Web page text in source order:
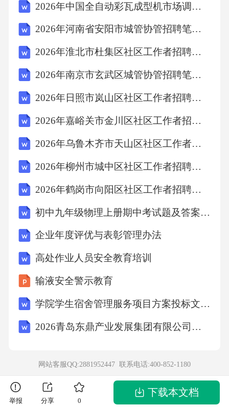
2026年中国全自动彩瓦成型机市场调查研究报告
2026年河南省安阳市城管协管招聘笔试备考题库及答案解析
2026年淮北市杜集区社区工作者招聘笔试参考试题及答案解析
2026年南京市玄武区城管协管招聘笔试备考题库及答案解析
2026年日照市岚山区社区工作者招聘考试参考试题及答案解析
2026年嘉峪关市金川区社区工作者招聘考试模拟试题及答案解析
2026年乌鲁木齐市天山区社区工作者招聘考试模拟试题及答案解析
2026年柳州市城中区社区工作者招聘考试模拟试题及答案解析
2026年鹤岗市向阳区社区工作者招聘考试备考试题及答案解析
初中九年级物理上册期中考试题及答案【完整版】
企业年度评优与表彰管理办法
高处作业人员安全教育培训
输液安全警示教育
学院学生宿舍管理服务项目方案投标文件（技术方案）
2026青岛东鼎产业发展集团有限公司招聘笔试备考题库及答案解析
网站客服QQ:2881952447 联系电话:400-852-1180
举报 分享 0
下载本文档